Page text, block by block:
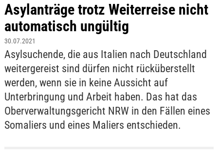
Asylanträge trotz Weiterreise nicht
automatisch ungültig
30.07.2021
Asylsuchende, die aus Italien nach Deutschland
weitergereist sind dürfen nicht rücküberstellt
werden, wenn sie in keine Aussicht auf
Unterbringung und Arbeit haben. Das hat das
Oberverwaltungsgericht NRW in den Fällen eines
Somaliers und eines Maliers entschieden.